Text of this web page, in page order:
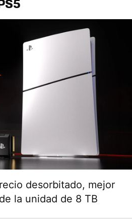
desorbitado, mejor
la unidad de 8 TB